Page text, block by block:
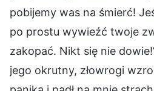
pobijemy was na śmierć!
po prostu wywieźć twoje
zakopać. Nikt się nie
jego okrutny, złowrogi